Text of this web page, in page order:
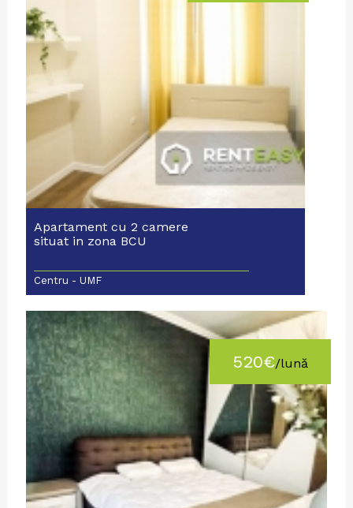
Apartament cu 2 camere
situat in zona BCU
Centru - UMF
520€/lună